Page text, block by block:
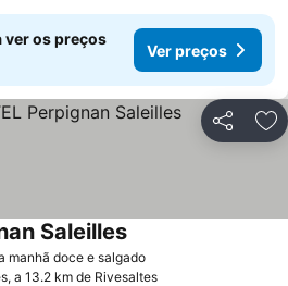
ver os preços
Ver preços
Partilhar
manhã doce e salgado
Saleilles
a 13.2 km de Rivesaltes